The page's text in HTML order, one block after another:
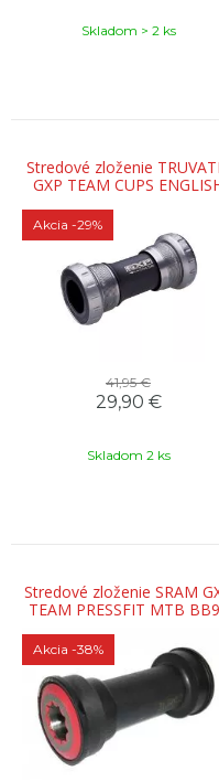
Skladom > 2 ks
Stredové zloženie
GXP TEAM CUPS
Akcia -29%
41,95 €
29,90 €
Skladom 2 ks
Stredové zloženie SRAM
TEAM PRESSFIT MTB
Akcia -38%